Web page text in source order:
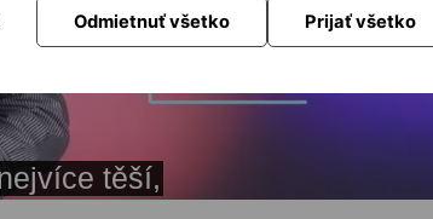
Odmietnuť všetko Prijať všetko